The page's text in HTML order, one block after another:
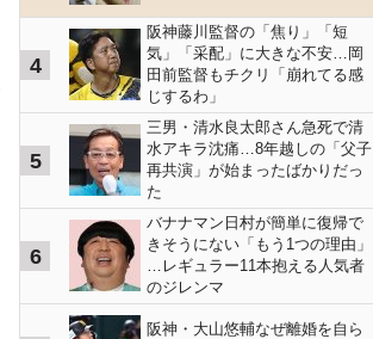
4
阪神藤川監督の「焦り」「短
気」「采配」に大きな不安…岡
田前監督もチクリ「崩れてる感
じするわ」
5
三男・清水良太郎さん急死で清
水アキラ沈痛…8年越しの「父子
再共演」が始まったばかりだっ
た
6
バナナマン日村が簡単に復帰で
きそうにない「もう1つの理由」
…レギュラー11本抱える人気者
のジレンマ
阪神・大山悠輔なぜ離婚を自ら